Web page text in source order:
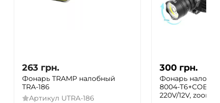
263 грн.
Фонарь TRAMP налобный
TRA-186
Артикул UTRA-186
300 грн.
Фонарь
8004-T6+COB,
220V/12V, zoom,